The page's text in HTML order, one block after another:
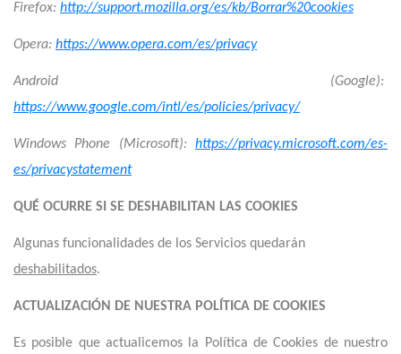
Firefox: http://support.mozilla.org/es/kb/Borrar%20cookies
Opera: https://www.opera.com/es/privacy
Android (Google):
https://www.google.com/intl/es/policies/privacy/
Windows Phone (Microsoft): https://privacy.microsoft.com/es-
es/privacystatement
QUÉ OCURRE SI SE DESHABILITAN LAS COOKIES
Algunas funcionalidades de los Servicios quedarán
deshabilitados.
ACTUALIZACIÓN DE NUESTRA POLÍTICA DE COOKIES
Es posible que actualicemos la Política de Cookies de nuestro